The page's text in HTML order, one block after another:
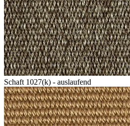
Schaft 1027(k) - auslaufend